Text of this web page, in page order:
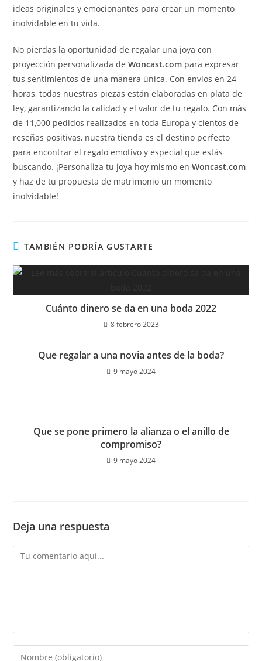
ideas originales y emocionantes para crear un momento
inolvidable en tu vida.
No pierdas la oportunidad de regalar una joya con
proyección personalizada deWoncast.com para expresar
tus sentimientos de una manera única. Con envíos en 24
horas, todas nuestras piezas están elaboradas en plata de
ley, garantizando la calidad y el valor de tu regalo. Con más
de 11,000 pedidos realizados en toda Europa y cientos de
reseñas positivas, nuestra tienda es el destino perfecto
para encontrar el regalo emotivo y especial que estás
buscando. ¡Personaliza tu joya hoy mismo enWoncast.com
y haz de tu propuesta de matrimonio un momento
inolvidable!
TAMBIÉN PODRÍA GUSTARTE
Cuánto dinero se da en una boda 2022
8 febrero 2023
Que regalar a una novia antes de la boda?
9 mayo 2024
Que se pone primero la alianza o el anillo de
compromiso?
9 mayo 2024
Deja una respuesta